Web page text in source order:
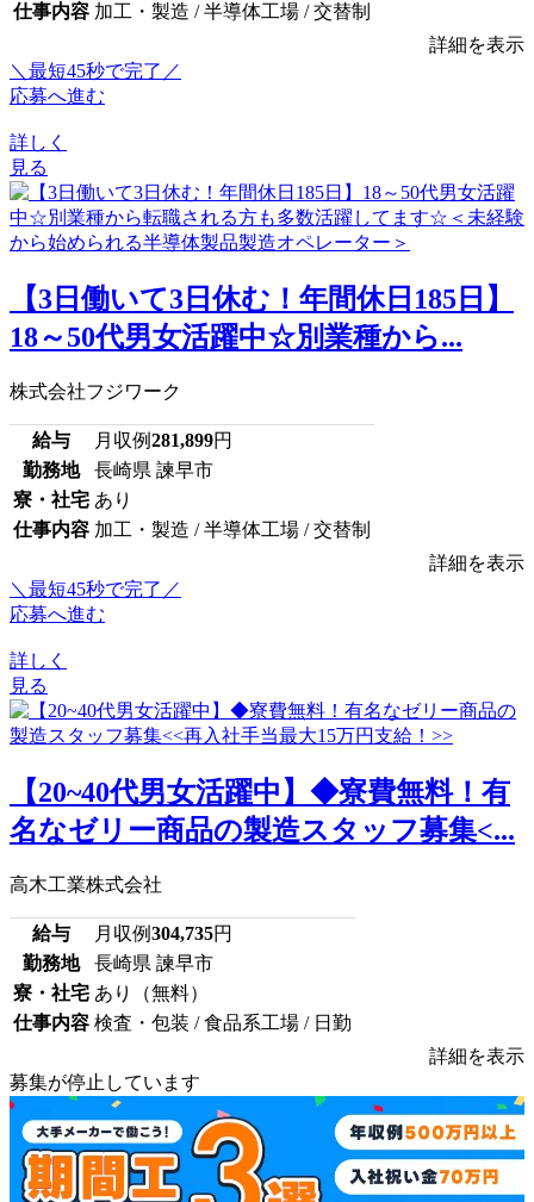
仕事内容 加工・製造 / 半導体工場 / 交替制
詳細を表示
＼最短45秒で完了／
応募へ進む
詳しく
見る
【3日働いて3日休む！年間休日185日】
18～50代男女活躍中☆別業種から...
株式会社フジワーク
給与 月収例281,899円
勤務地
長崎県 諫早市
寮・社宅 あり
仕事内容 加工・製造 / 半導体工場 / 交替制
詳細を表示
＼最短45秒で完了／
応募へ進む
詳しく
見る
【20~40代男女活躍中】◆寮費無料！有
名なゼリー商品の製造スタッフ募集<...
高木工業株式会社
給与 月収例304,735円
勤務地
長崎県 諫早市
寮・社宅 あり（無料）
仕事内容 検査・包装 / 食品系工場 / 日勤
詳細を表示
募集が停止しています